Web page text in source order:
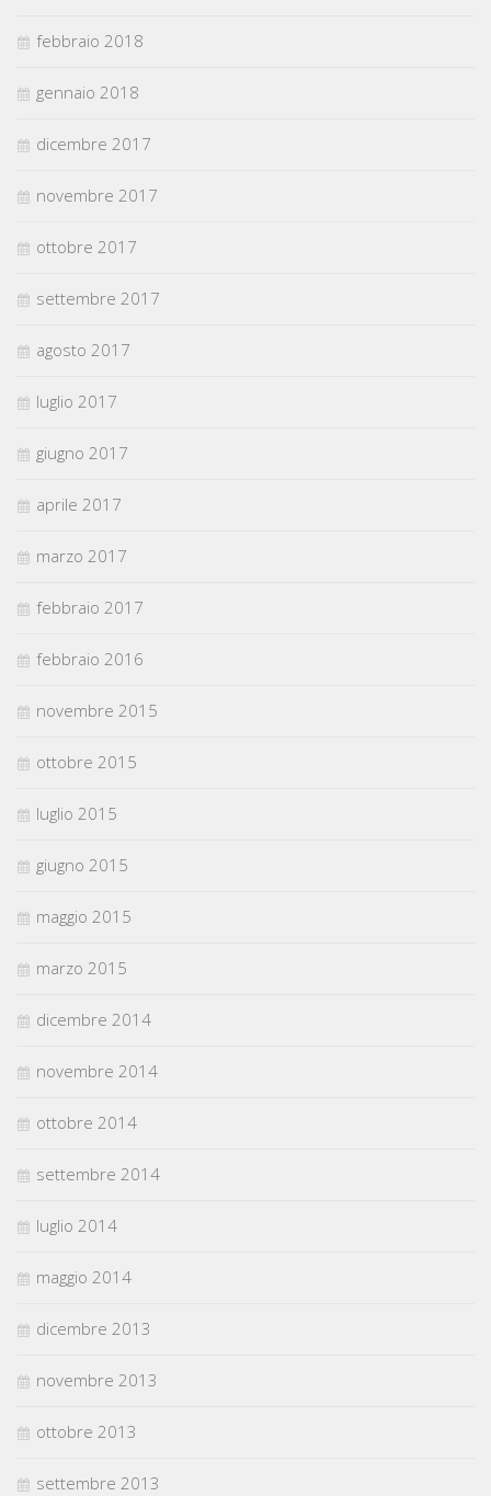
febbraio 2018
gennaio 2018
dicembre 2017
novembre 2017
ottobre 2017
settembre 2017
agosto 2017
luglio 2017
giugno 2017
aprile 2017
marzo 2017
febbraio 2017
febbraio 2016
novembre 2015
ottobre 2015
luglio 2015
giugno 2015
maggio 2015
marzo 2015
dicembre 2014
novembre 2014
ottobre 2014
settembre 2014
luglio 2014
maggio 2014
dicembre 2013
novembre 2013
ottobre 2013
settembre 2013